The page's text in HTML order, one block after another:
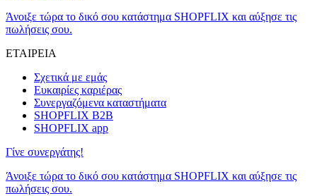
Άνοιξε τώρα το δικό σου κατάστημα SHOPFLIX και αύξησε τις
πωλήσεις σου.
ΕΤΑΙΡΕΙΑ
Σχετικά με εμάς
Ευκαιρίες καριέρας
Συνεργαζόμενα καταστήματα
SHOPFLIX B2B
SHOPFLIX app
Γίνε συνεργάτης!
Άνοιξε τώρα το δικό σου κατάστημα SHOPFLIX και αύξησε τις
πωλήσεις σου.